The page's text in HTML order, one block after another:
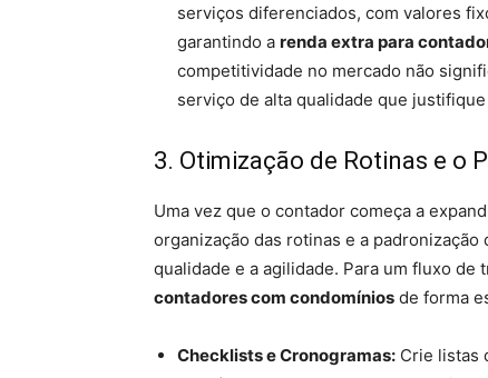
serviços diferenciados, com valores
garantindo a renda extra para
competitividade no mercado não
serviço de alta qualidade que
3. Otimização de Rotinas e o
Uma vez que o contador começa a
organização das rotinas e a
qualidade e a agilidade. Para um fluxo de
contadores com condomínios de forma
Checklists e Cronogramas: Crie listas